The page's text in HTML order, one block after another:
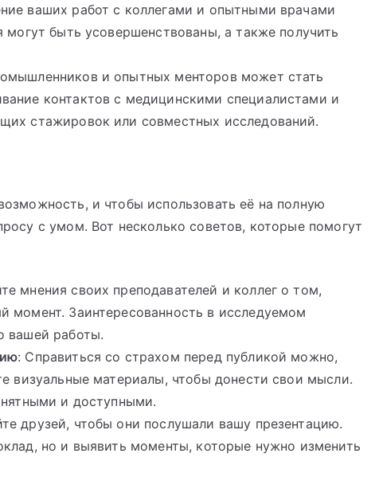
ваших работ с коллегами и опытными врачами
могут быть усовершенствованы, а также получить
и опытных менторов может стать
контактов с медицинскими специалистами и
стажировок или совместных исследований.
и чтобы использовать её на полную
с умом. Вот несколько советов, которые помогут
мнения своих преподавателей и коллег о том,
Заинтересованность в исследуемом
вашей работы.
: Справиться со страхом перед публикой можно,
визуальные материалы, чтобы донести свои мысли.
и доступными.
друзей, чтобы они послушали вашу презентацию.
но и выявить моменты, которые нужно изменить